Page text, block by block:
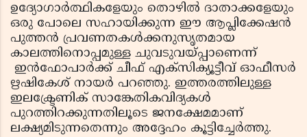
ഉദ്യോഗാര്‍ത്ഥികളേയും തൊഴില്‍ ദാതാക്കളേയും
ഒരു പോലെ സഹായിക്കുന്ന ഈ ആപ്ലിക്കേഷന്‍
പുത്തന്‍ പ്രവണതകള്‍ക്കനുസൃതമായ
കാലത്തിനൊപ്പമുള്ള ചുവടുവയ്പ്പാണെന്ന്
ഇന്‍ഫോപാര്‍ക്ക് ചീഫ് എക്‌സിക്യൂട്ടീവ് ഓഫീസര്‍
ഋഷികേശ് നായര്‍ പറഞ്ഞു. ഇത്തരത്തിലുള്ള
ഇലക്ട്രേണിക് സാങ്കേതികവിദ്യകള്‍
പുറത്തിറക്കുന്നതിലൂടെ ജനക്ഷേമമാണ്
ലക്ഷ്യമിടുന്നതെന്നും അദ്ദേഹം കൂട്ടിച്ചേര്‍ത്തു.